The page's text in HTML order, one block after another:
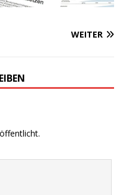
WEITER